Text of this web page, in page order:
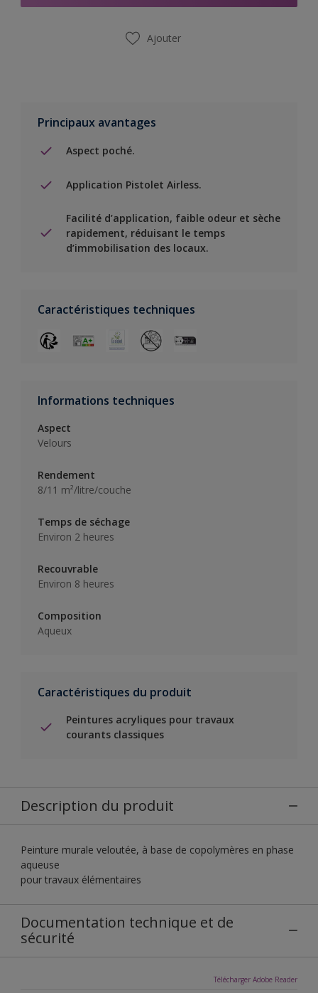
Ajouter
Principaux avantages
Aspect poché.
Application Pistolet Airless.
Facilité d’application, faible odeur et sèche
rapidement, réduisant le temps
d’immobilisation des locaux.
Caractéristiques techniques
Informations techniques
Aspect
Velours
Rendement
8/11 m²/litre/couche
Temps de séchage
Environ 2 heures
Recouvrable
Environ 8 heures
Composition
Aqueux
Caractéristiques du produit
Peintures acryliques pour travaux
courants classiques
Description du produit
Peinture murale veloutée, à base de copolymères en phase
aqueuse
pour travaux élémentaires
Documentation technique et de
sécurité
Télécharger Adobe Reader